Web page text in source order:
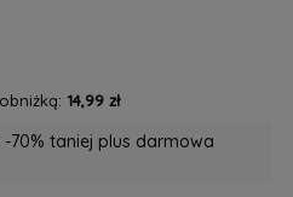
14,99 zł
70% taniej plus darmowa